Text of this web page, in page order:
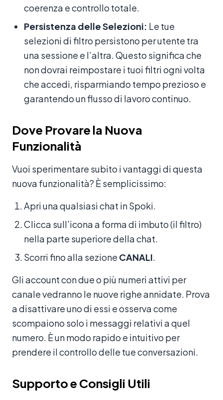
coerenza e controllo totale.
Persistenza delle Selezioni: Le tue
selezioni di filtro persistono per utente tra
una sessione e l’altra. Questo significa che
non dovrai reimpostare i tuoi filtri ogni volta
che accedi, risparmiando tempo prezioso e
garantendo un flusso di lavoro continuo.
Dove Provare la Nuova
Funzionalità
Vuoi sperimentare subito i vantaggi di questa
nuova funzionalità? È semplicissimo:
Apri una qualsiasi chat in Spoki.
Clicca sull’icona a forma di imbuto (il filtro)
nella parte superiore della chat.
Scorri fino alla sezione CANALI.
Gli account con due o più numeri attivi per
canale vedranno le nuove righe annidate. Prova
a disattivare uno di essi e osserva come
scompaiono solo i messaggi relativi a quel
numero. È un modo rapido e intuitivo per
prendere il controllo delle tue conversazioni.
Supporto e Consigli Utili